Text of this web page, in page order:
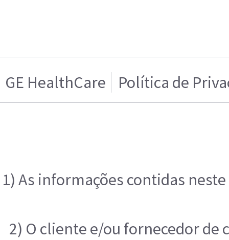
GE HealthCare Política de
1) As informações contidas
2) O cliente e/ou fornecedor